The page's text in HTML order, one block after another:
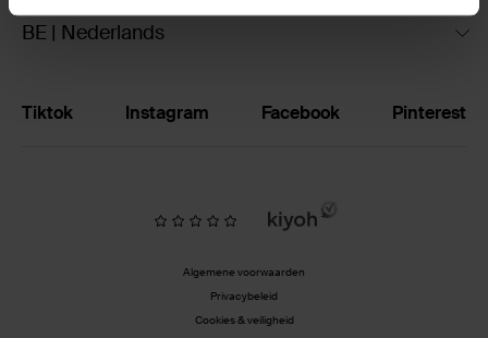
BE | Nederlands
Tiktok Instagram Facebook Pinterest
Algemene voorwaarden
Privacybeleid
Cookies & veiligheid